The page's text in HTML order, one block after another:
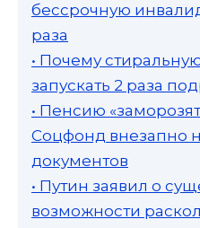
бессрочную
раза
• Почему
запускать 2 раза
• Пенсию
Соцфонд внезапно
документов
• Путин заявил о
возможности